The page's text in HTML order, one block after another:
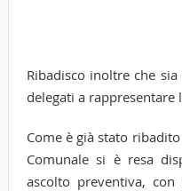
Ribadisco inoltre che
delegati a rappresentare
Come è già stato
Comunale si è resa
ascolto preventiva,